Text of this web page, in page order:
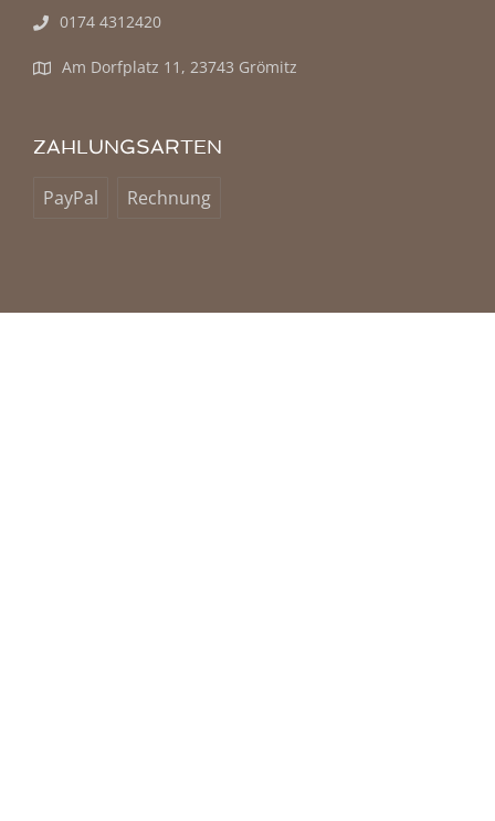
0174 4312420
Am Dorfplatz 11, 23743 Grömitz
ZAHLUNGSARTEN
PayPal Rechnung